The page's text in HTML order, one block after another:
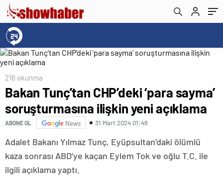
216 okunma
Bakan Tunç’tan CHP’deki ‘para sayma’
soruşturmasına ilişkin yeni açıklama
ABONE OL News 31 Mart 2024 01:48
Adalet Bakanı Yılmaz Tunç, Eyüpsultan’daki ölümlü
kaza sonrası ABD’ye kaçan Eylem Tok ve oğlu T.C. ile
ilgili açıklama yaptı.